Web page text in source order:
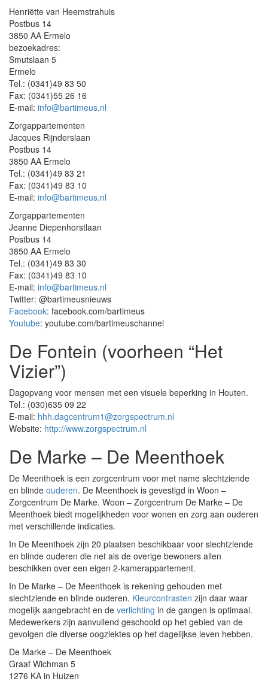
Henriëtte van Heemstrahuis
Postbus 14
3850 AA Ermelo
bezoekadres:
Smutslaan 5
Ermelo
Tel.: (0341)49 83 50
Fax: (0341)55 26 16
E-mail: info@bartimeus.nl
Zorgappartementen
Jacques Rijnderslaan
Postbus 14
3850 AA Ermelo
Tel.: (0341)49 83 21
Fax: (0341)49 83 10
E-mail: info@bartimeus.nl
Zorgappartementen
Jeanne Diepenhorstlaan
Postbus 14
3850 AA Ermelo
Tel.: (0341)49 83 30
Fax: (0341)49 83 10
E-mail: info@bartimeus.nl
Twitter: @bartimeusnieuws
Facebook: facebook.com/bartimeus
Youtube: youtube.com/bartimeuschannel
De Fontein (voorheen “Het
Vizier”)
Dagopvang voor mensen met een visuele beperking in Houten.
Tel.: (030)635 09 22
E-mail: hhh.dagcentrum1@zorgspectrum.nl
Website: http://www.zorgspectrum.nl
De Marke – De Meenthoek
De Meenthoek is een zorgcentrum voor met name slechtziende
en blinde ouderen. De Meenthoek is gevestigd in Woon –
Zorgcentrum De Marke. Woon – Zorgcentrum De Marke – De
Meenthoek biedt mogelijkheden voor wonen en zorg aan ouderen
met verschillende indicaties.
In De Meenthoek zijn 20 plaatsen beschikbaar voor slechtziende
en blinde ouderen die net als de overige bewoners allen
beschikken over een eigen 2-kamerappartement.
In De Marke – De Meenthoek is rekening gehouden met
slechtziende en blinde ouderen. Kleurcontrasten zijn daar waar
mogelijk aangebracht en de verlichting in de gangen is optimaal.
Medewerkers zijn aanvullend geschoold op het gebied van de
gevolgen die diverse oogziektes op het dagelijkse leven hebben.
De Marke – De Meenthoek
Graaf Wichman 5
1276 KA in Huizen